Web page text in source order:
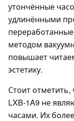
утончённые
удлинёнными
методом
повышает
эстетику.
Стоит отметить,
LXB-1A9 не
часами. Их